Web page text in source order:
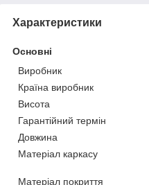
Характеристики
Основні
Виробник
Країна виробник
Висота
Гарантійний термін
Довжина
Матеріал каркасу
Матеріал покриття